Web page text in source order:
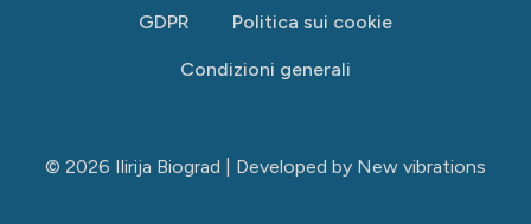
GDPR Politica sui cookie
Condizioni generali
© 2026 Ilirija Biograd | Developed by New vibrations